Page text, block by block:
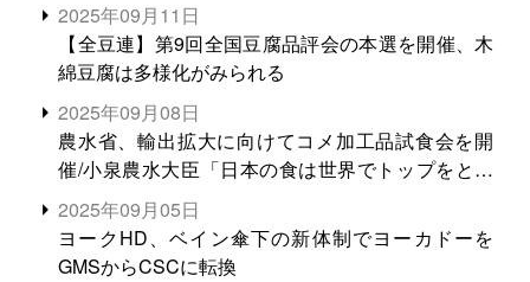
2025年09月11日
【全豆連】第9回全国豆腐品評会の本選を開催、木
綿豆腐は多様化がみられる
2025年09月08日
農水省、輸出拡大に向けてコメ加工品試食会を開
催/小泉農水大臣「日本の食は世界でトップをとれ
る。米増産に向けて、米輸出需要の拡大を」
2025年09月05日
ヨークHD、ベイン傘下の新体制でヨーカドーを
GMSからCSCに転換